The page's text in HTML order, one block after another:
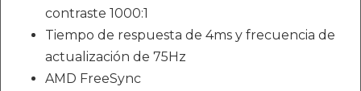
contraste 1000:1
Tiempo de respuesta de 4ms y frecuencia de
actualización de 75Hz
AMD FreeSync